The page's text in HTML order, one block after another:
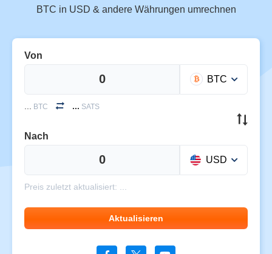
BTC in USD & andere Währungen umrechnen
Von
BTC
BTC ... SATS
Nach
USD
Preis zuletzt aktualisiert:
Aktualisieren